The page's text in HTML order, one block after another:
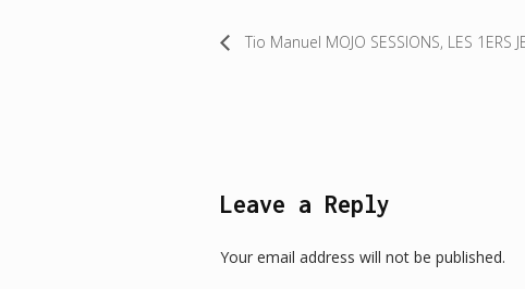
Tio Manuel MOJO SESSIONS, LES 1ERS
Leave a Reply
Your email address will not be published.